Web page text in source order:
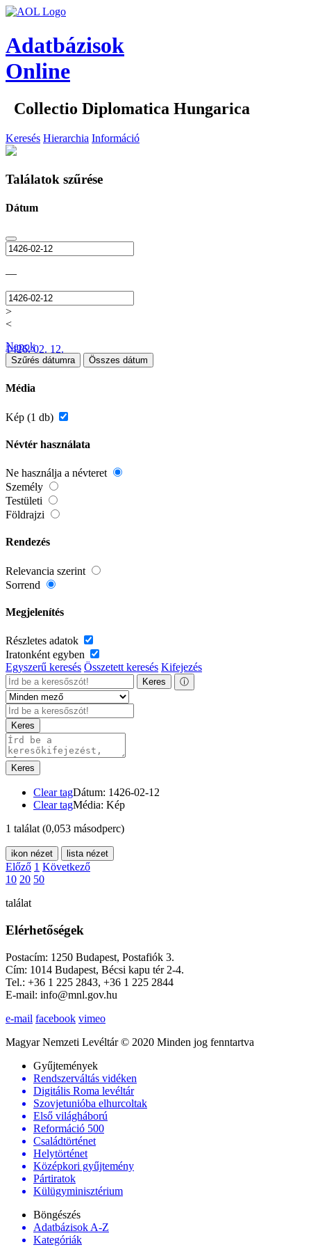
Adatbázisok
Online
Collectio Diplomatica Hungarica
Keresés Hierarchia Információ
Találatok szűrése
Dátum
—
>
<
1426. 02. 12.
Napok
Szűrés dátumra Összes dátum
Média
Kép (1 db)
Névtér használata
Ne használja a névteret
Személy
Testületi
Földrajzi
Rendezés
Relevancia szerint
Sorrend
Megjelenítés
Részletes adatok
Iratonként egyben
Egyszerű keresés Összetett keresés Kifejezés
Keres ⓘ
Keres
Keres
Clear tagDátum: 1426-02-12
Clear tagMédia: Kép
1 találat (0,053 másodperc)
ikon nézet lista nézet
Előző 1 Következő
10 20 50
találat
Elérhetőségek
Postacím: 1250 Budapest, Postafiók 3.
Cím: 1014 Budapest, Bécsi kapu tér 2-4.
Tel.: +36 1 225 2843, +36 1 225 2844
E-mail: info@mnl.gov.hu
e-mail facebook vimeo
Magyar Nemzeti Levéltár © 2020 Minden jog fenntartva
Gyűjtemények
Rendszerváltás vidéken
Digitális Roma levéltár
Szovjetunióba elhurcoltak
Első világháború
Reformáció 500
Családtörténet
Helytörténet
Középkori gyűjtemény
Pártiratok
Külügyminisztérium
Böngészés
Adatbázisok A-Z
Kategóriák